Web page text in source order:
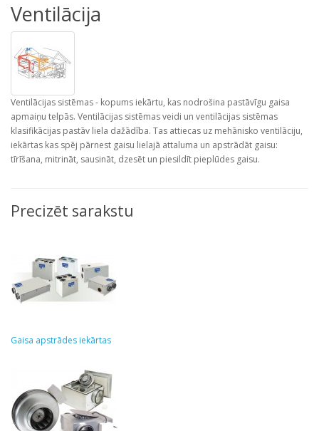
Ventilācija
Ventilācijas sistēmas - kopums iekārtu, kas nodrošina pastāvīgu gaisa
apmaiņu telpās. Ventilācijas sistēmas veidi un ventilācijas sistēmas
klasifikācijas pastāv liela dažādība. Tas attiecas uz mehānisko ventilāciju,
iekārtas kas spēj pārnest gaisu lielajā attaluma un apstrādāt gaisu:
tīrīšana, mitrināt, sausināt, dzesēt un piesildīt pieplūdes gaisu.
Precizēt sarakstu
Gaisa apstrādes iekārtas